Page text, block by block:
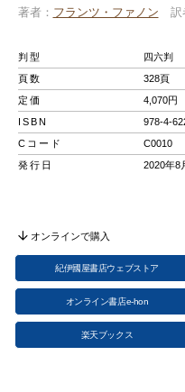
著者 フランツ・ファノン 訳
判型
四六判
頁数
328頁
定価
4,070円
ISBN
978-4-
Cコード
C0010
発行日
2020年8
オンラインで購入
紀伊國屋書店ウェブストア
オンライン書店e-hon
楽天ブックス